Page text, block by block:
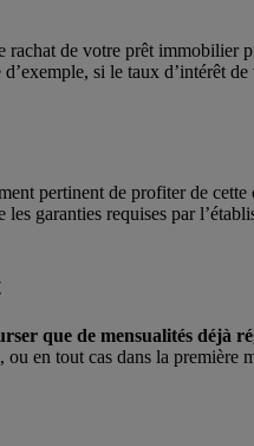
de votre prêt immobilier
si le taux d’intérêt
pertinent de profiter de
garanties requises par
que de mensualités déjà
en tout cas dans la première